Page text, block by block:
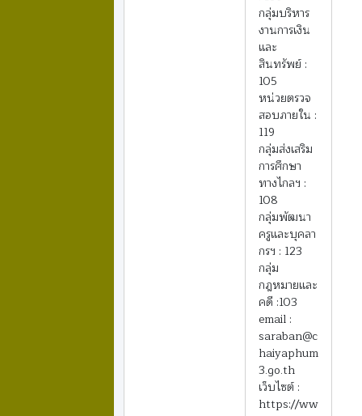
กลุ่มบริหาร
งานการเงิน
และ
สินทรัพย์ :
105
หน่วยตรวจ
สอบภายใน :
119
กลุ่มส่งเสริม
การศึกษา
ทางไกลฯ :
108
กลุ่มพัฒนา
ครูและบุคลา
กรฯ : 123
กลุ่ม
กฎหมายและ
คดี :103
email :
saraban@c
haiyaphum
3.go.th
เว็บไซต์ :
https://ww